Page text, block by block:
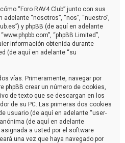
“Foro RAV4 Club” junto con sus
“nosotros”, “nos”, “nuestro”,
y phpBB (de aquí en adelante
“phpBB Limited”,
información obtenida durante
(de aquí en adelante “su
vías. Primeramente, navegar por
phpBB crear un número de cookies,
de texto que se descargan en los
de su PC. Las primeras dos cookies
usuario (de aquí en adelante “user-
(de aquí en adelante
a usted por el software
una vez que haya navegado por